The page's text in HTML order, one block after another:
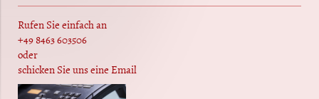
Rufen Sie einfach an
+49 8463 603506
oder
schicken Sie uns eine Email